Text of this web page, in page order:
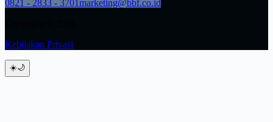
0821 - 2833 - 3701marketing@bbf.co.id
Kebijakan Privasi
☀️🌙